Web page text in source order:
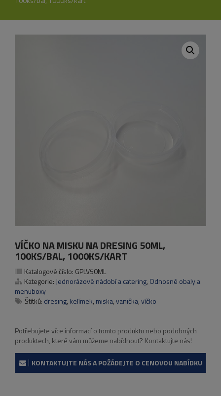
VÍČKO NA MISKU NA DRESING 50ML,
100KS/BAL, 1000KS/KART
Katalogové číslo: GPLV50ML
Kategorie: Jednorázové nádobí a catering, Odnosné obaly a
menuboxy
Štítků: dresing, kelímek, miska,vanička,víčko
Potřebujete více informací o tomto produktu nebo podobných
produktech, které vám můžeme nabídnout? Kontaktujte nás!
KONTAKTUJTE NÁS A POŽÁDEJTE O CENOVOU NABÍDKU